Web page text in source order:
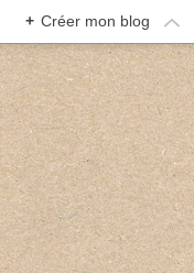
+ Créer mon blog